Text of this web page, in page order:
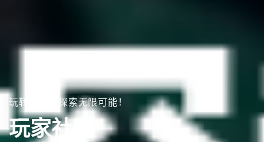
玩转世界，探索无限可能！
玩家社区